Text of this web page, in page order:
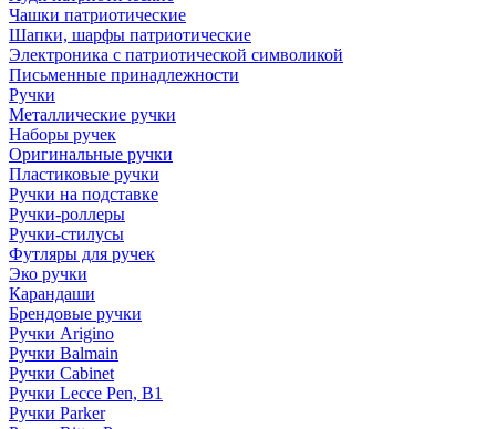
Чашки патриотические
Шапки, шарфы патриотические
Электроника с патриотической символикой
Письменные принадлежности
Ручки
Металлические ручки
Наборы ручек
Оригинальные ручки
Пластиковые ручки
Ручки на подставке
Ручки-роллеры
Ручки-стилусы
Футляры для ручек
Эко ручки
Карандаши
Брендовые ручки
Ручки Arigino
Ручки Balmain
Ручки Cabinet
Ручки Lecce Pen, B1
Ручки Parker